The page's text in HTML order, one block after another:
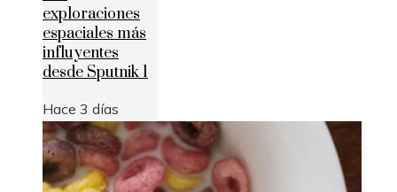
exploraciones
espaciales más
influyentes
desde Sputnik 1
Hace 3 días